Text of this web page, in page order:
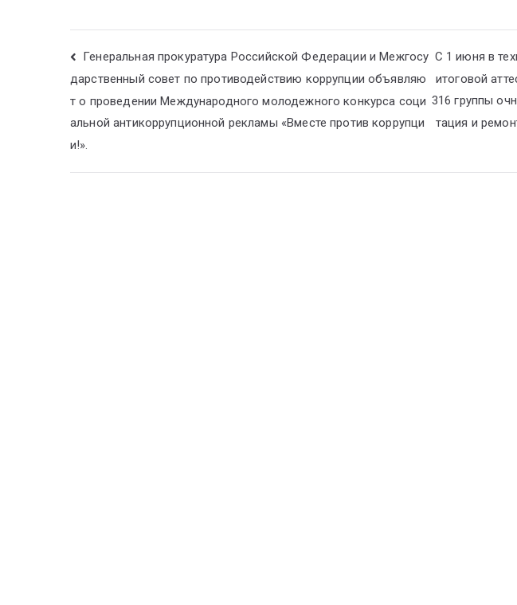
Генеральная прокуратура Российской Федерации и Межгосу
дарственный совет по противодействию коррупции объявляю
т о проведении Международного молодежного конкурса соци
альной антикоррупционной рекламы «Вместе против коррупци
и!».
С 1 июня в
итоговой
316 группы
тация и